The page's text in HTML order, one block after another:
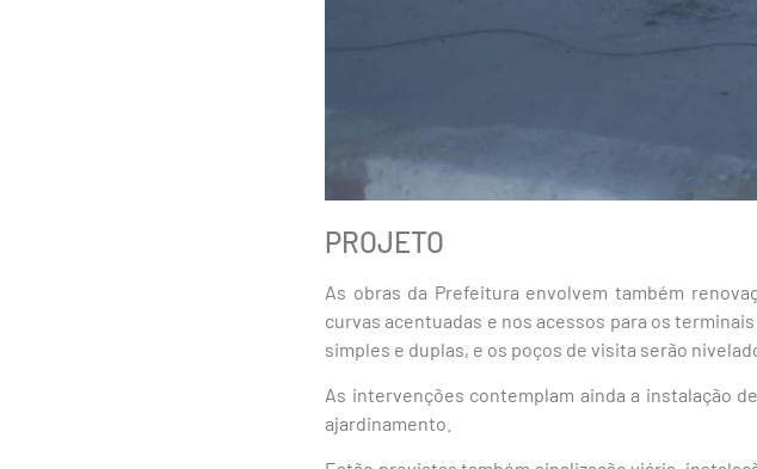
PROJETO
As obras da Prefeitura envolvem também
curvas acentuadas e nos acessos para os
simples e duplas, e os poços de visita serão
As intervenções contemplam ainda a instalação
ajardinamento.